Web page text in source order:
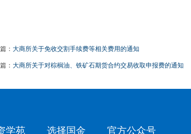
： 大商所关于免收交割手续费等相关费用的通知
： 大商所关于对棕榈油、铁矿石期货合约交易收取申报费的通知
学苑 选择国金 官方公众号